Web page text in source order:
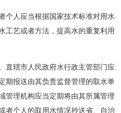
人应当根据国家技术标准对用水
工艺或者方法，提高水的重复利用
辖市人民政府水行政主管部门应
期报送由其负责监督管理的取水单
管理机构应当定期将由其所属管理
者个人的取用水情况抄送省、自治